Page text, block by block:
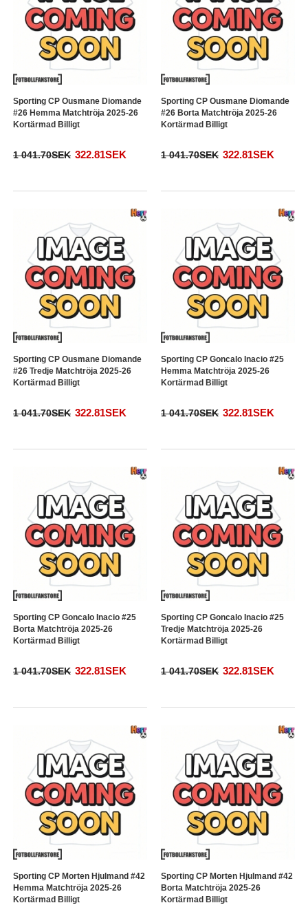
Sporting CP Ousmane Diomande
#26 Hemma Matchtröja 2025-26
Kortärmad Billigt
1 041.70SEK 322.81SEK
Sporting CP Ousmane Diomande
#26 Borta Matchtröja 2025-26
Kortärmad Billigt
1 041.70SEK 322.81SEK
Sporting CP Ousmane Diomande
#26 Tredje Matchtröja 2025-26
Kortärmad Billigt
1 041.70SEK 322.81SEK
Sporting CP Goncalo Inacio #25
Hemma Matchtröja 2025-26
Kortärmad Billigt
1 041.70SEK 322.81SEK
Sporting CP Goncalo Inacio #25
Borta Matchtröja 2025-26
Kortärmad Billigt
1 041.70SEK 322.81SEK
Sporting CP Goncalo Inacio #25
Tredje Matchtröja 2025-26
Kortärmad Billigt
1 041.70SEK 322.81SEK
Sporting CP Morten Hjulmand #42
Hemma Matchtröja 2025-26
Kortärmad Billigt
Sporting CP Morten Hjulmand #42
Borta Matchtröja 2025-26
Kortärmad Billigt